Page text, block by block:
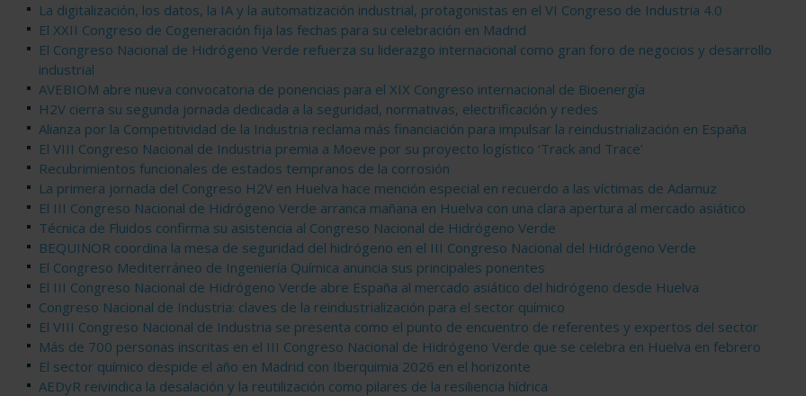
La digitalización, los datos, la IA y la automatización industrial, protagonistas en el VI Congreso de Industria 4.0
El XXII Congreso de Cogeneración fija las fechas para su celebración en Madrid
El Congreso Nacional de Hidrógeno Verde refuerza su liderazgo internacional como gran foro de negocios y desarrollo
industrial
AVEBIOM abre nueva convocatoria de ponencias para el XIX Congreso internacional de Bioenergía
H2V cierra su segunda jornada dedicada a la seguridad, normativas, electrificación y redes
Alianza por la Competitividad de la Industria reclama más financiación para impulsar la reindustrialización en España
El VIII Congreso Nacional de Industria premia a Moeve por su proyecto logístico ‘Track and Trace’
Recubrimientos funcionales de estados tempranos de la corrosión
La primera jornada del Congreso H2V en Huelva hace mención especial en recuerdo a las víctimas de Adamuz
El III Congreso Nacional de Hidrógeno Verde arranca mañana en Huelva con una clara apertura al mercado asiático
Técnica de Fluidos confirma su asistencia al Congreso Nacional de Hidrógeno Verde
BEQUINOR coordina la mesa de seguridad del hidrógeno en el III Congreso Nacional del Hidrógeno Verde
El Congreso Mediterráneo de Ingeniería Química anuncia sus principales ponentes
El III Congreso Nacional de Hidrógeno Verde abre España al mercado asiático del hidrógeno desde Huelva
Congreso Nacional de Industria: claves de la reindustrialización para el sector químico
El VIII Congreso Nacional de Industria se presenta como el punto de encuentro de referentes y expertos del sector
Más de 700 personas inscritas en el III Congreso Nacional de Hidrógeno Verde que se celebra en Huelva en febrero
El sector químico despide el año en Madrid con Iberquimia 2026 en el horizonte
AEDyR reivindica la desalación y la reutilización como pilares de la resiliencia hídrica